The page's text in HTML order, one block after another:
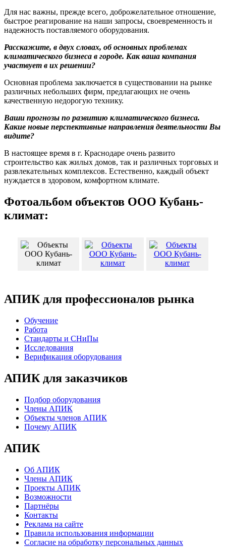
Для нас важны, прежде всего, доброжелательное отношение,
быстрое реагирование на наши запросы, своевременность и
надежность поставляемого оборудования.
Расскажите, в двух словах, об основных проблемах
климатического бизнеса в городе. Как ваша компания
участвует в их решении?
Основная проблема заключается в существовании на рынке
различных небольших фирм, предлагающих не очень
качественную недорогую технику.
Ваши прогнозы по развитию климатического бизнеса.
Какие новые перспективные направления деятельности Вы
видите?
В настоящее время в г. Краснодаре очень развито
строительство как жилых домов, так и различных торговых и
развлекательных комплексов. Естественно, каждый объект
нуждается в здоровом, комфортном климате.
Фотоальбом объектов ООО Кубань-
климат:
АПИК для профессионалов рынка
Обучение
Работа
Стандарты и СНиПы
Исследования
Верификация оборудования
АПИК для заказчиков
Подбор оборудования
Члены АПИК
Объекты членов АПИК
Почему АПИК
АПИК
Об АПИК
Члены АПИК
Проекты АПИК
Возможности
Партнёры
Контакты
Реклама на сайте
Правила использования информации
Согласие на обработку персональных данных